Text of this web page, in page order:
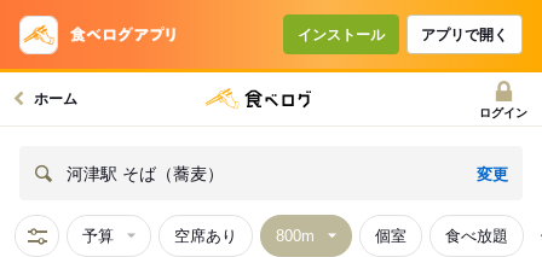
インストール アプリで開く
ホーム
ログイン
河津駅 そば（蕎麦） 変更
予算 空席あり 個室 食べ放題